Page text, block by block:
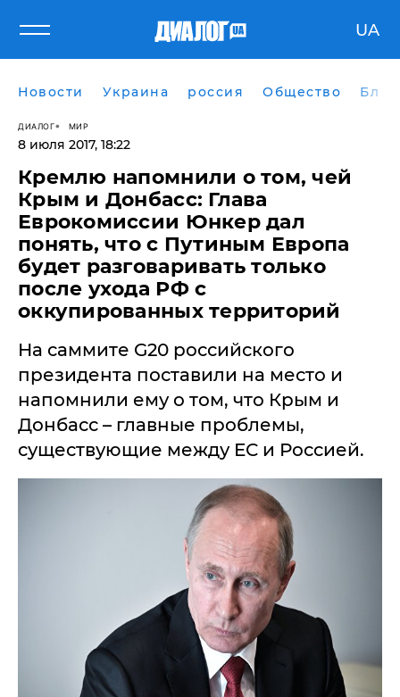
UA
Новости Украина россия Общество
ДИАЛОГ МИР
8 июля 2017, 18:22
Кремлю напомнили о том, чей
Крым и Донбасс: Глава
Еврокомиссии Юнкер дал
понять, что с Путиным Европа
будет разговаривать только
после ухода РФ с
оккупированных территорий
На саммите G20 российского
президента поставили на место и
напомнили ему о том, что Крым и
Донбасс – главные проблемы,
существующие между ЕС и Россией.